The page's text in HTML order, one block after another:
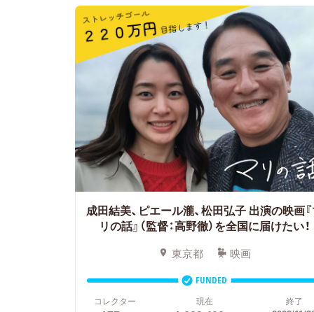
成田結美、ピエール瀧、松田弘子 出演の映画
リの話』（監督：高野徹）を全国に届けたい！
東京都 映画
FUNDED
コレクター
現在 終了